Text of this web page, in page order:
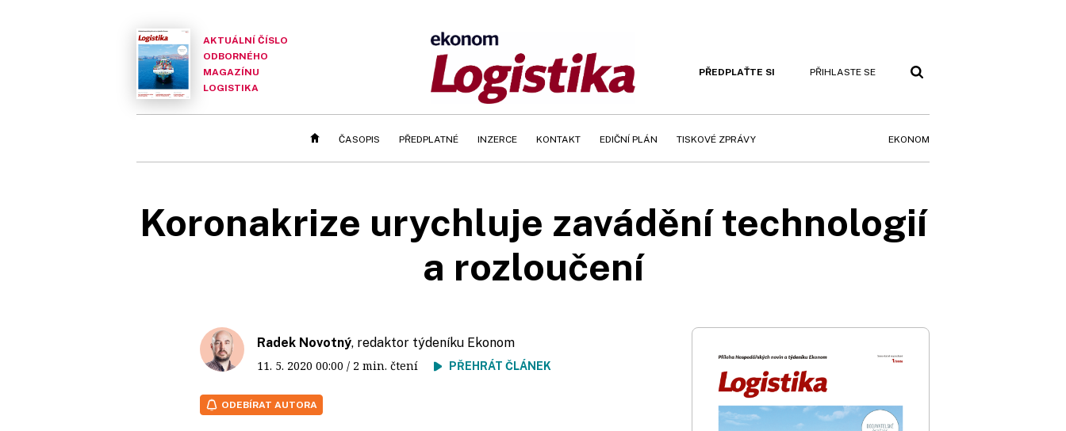
AKTUÁLNÍ ČÍSLO
ODBORNÉHO
MAGAZÍNU
LOGISTIKA
PŘEDPLAŤTE SI PŘIHLASTE SE
ČASOPIS PŘEDPLATNÉ INZERCE KONTAKT EDIČNÍ PLÁN TISKOVÉ ZPRÁVY EKONOM
Koronakrize urychluje zavádění technologií
a rozloučení
Radek Novotný, redaktor týdeníku Ekonom
11. 5. 2020 00:00 / 2 min. čtení PŘEHRÁT ČLÁNEK
ODEBÍRAT AUTORA